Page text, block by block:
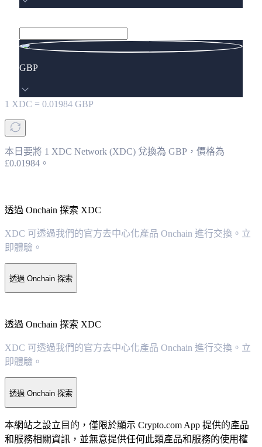
GBP
1 XDC = 0.01984 GBP
本日要將 1 XDC Network (XDC) 兌換為 GBP，價格為
£0.01984。
透過 Onchain 探索 XDC
XDC 可透過我們的官方去中心化產品 Onchain 進行交換。立
即體驗。
透過 Onchain 探索
透過 Onchain 探索 XDC
XDC 可透過我們的官方去中心化產品 Onchain 進行交換。立
即體驗。
透過 Onchain 探索
本網站之設立目的，僅限於顯示 Crypto.com App 提供的產品
和服務相關資訊，並無意提供任何此類產品和服務的使用權